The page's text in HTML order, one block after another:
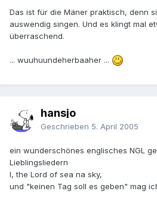
Das ist für die Mäner praktisch, denn
auswendig singen. Und es klingt mal
überraschend.
... wuuhuundeherbaaher ...
hansjo
Geschrieben 5. April 2005
ein wunderschönes englisches NGL
Lieblingsliedern
I, the Lord of sea na sky,
und "keinen Tag soll es geben" mag